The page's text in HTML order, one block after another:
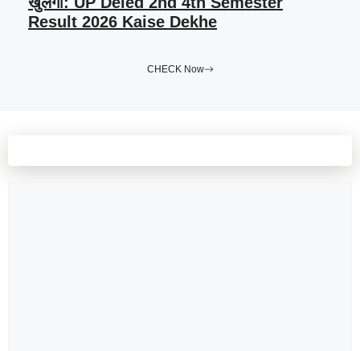
Result 2026 Kaise Dekhe
CHECK Now